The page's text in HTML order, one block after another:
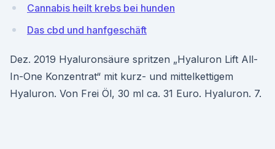
Cannabis heilt krebs bei hunden
Das cbd und hanfgeschäft
Dez. 2019 Hyaluronsäure spritzen „Hyaluron Lift All-
In-One Konzentrat“ mit kurz- und mittelkettigem
Hyaluron. Von Frei Öl, 30 ml ca. 31 Euro. Hyaluron. 7.